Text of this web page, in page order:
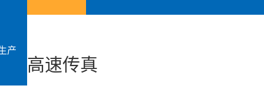
产
高速传真